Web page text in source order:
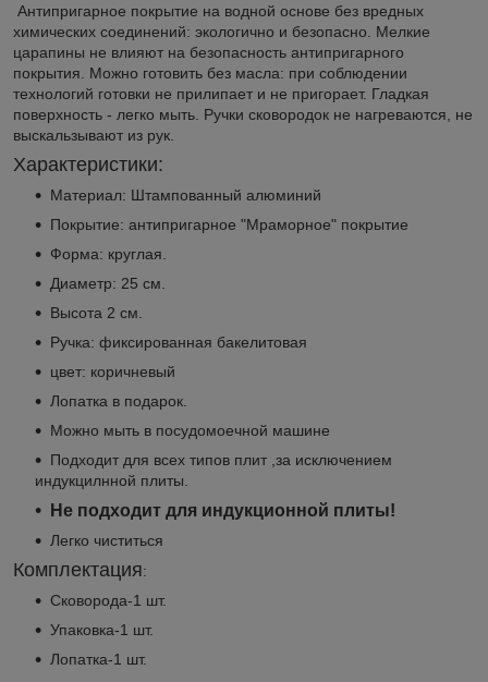
Антипригарное покрытие на водной основе без вредных
химических соединений: экологично и безопасно. Мелкие
царапины не влияют на безопасность антипригарного
покрытия. Можно готовить без масла: при соблюдении
технологий готовки не прилипает и не пригорает. Гладкая
поверхность - легко мыть. Ручки сковородок не нагреваются, не
выскальзывают из рук.
Характеристики:
Материал: Штампованный алюминий
Покрытие: антипригарное "Мраморное" покрытие
Форма: круглая.
Диаметр: 25 см.
Высота 2 см.
Ручка: фиксированная бакелитовая
цвет: коричневый
Лопатка в подарок.
Можно мыть в посудомоечной машине
Подходит для всех типов плит ,за исключением
индукцилнной плиты.
Не подходит для индукционной плиты!
Легко чиститься
Комплектация:
Сковорода-1 шт.
Упаковка-1 шт.
Лопатка-1 шт.